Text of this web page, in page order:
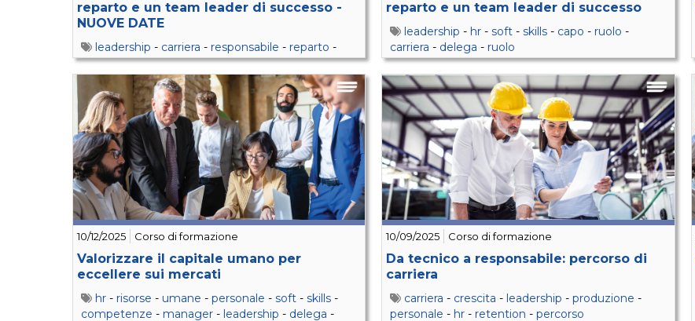
reparto e un team leader di successo -
NUOVE DATE
leadership - carriera - responsabile - reparto -
produzione-soft-skills-competenze-team
reparto e un team leader di successo
leadership - hr -soft -skills - capo - ruolo -
carriera - delega - ruolo
10/12/2025 Corso di formazione
Valorizzare il capitale umano per
eccellere sui mercati
hr - risorse - umane - personale - soft - skills -
competenze - manager - leadership - delega -
10/09/2025 Corso di formazione
Da tecnico a responsabile: percorso di
carriera
carriera - crescita - leadership -produzione -
personale - hr - retention -percorso